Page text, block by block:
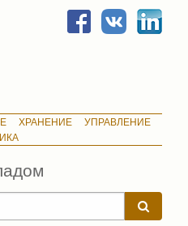
ХРАНЕНИЕ
УПРАВЛЕНИЕ